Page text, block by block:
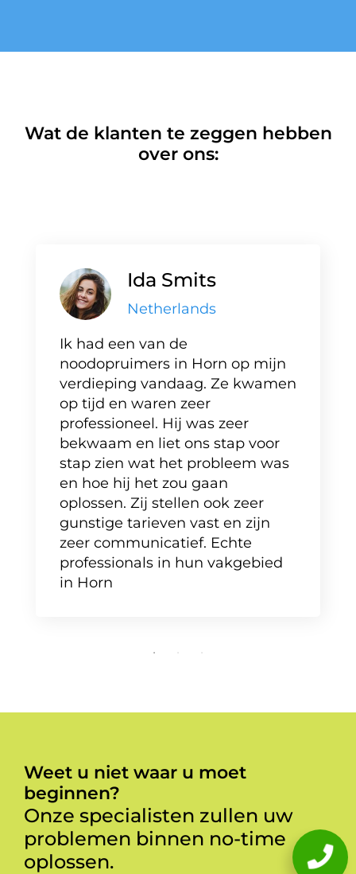
Wat de klanten te zeggen hebben
over ons:
Ida Smits
Netherlands
Ik had een van de
noodopruimers in Horn op mijn
verdieping vandaag. Ze kwamen
op tijd en waren zeer
professioneel. Hij was zeer
bekwaam en liet ons stap voor
stap zien wat het probleem was
en hoe hij het zou gaan
oplossen. Zij stellen ook zeer
gunstige tarieven vast en zijn
zeer communicatief. Echte
professionals in hun vakgebied
in Horn
Weet u niet waar u moet
beginnen?
Onze specialisten zullen uw
problemen binnen no-time
oplossen.